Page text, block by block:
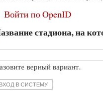
Войти по OpenID
стадиона, на
верный вариант.